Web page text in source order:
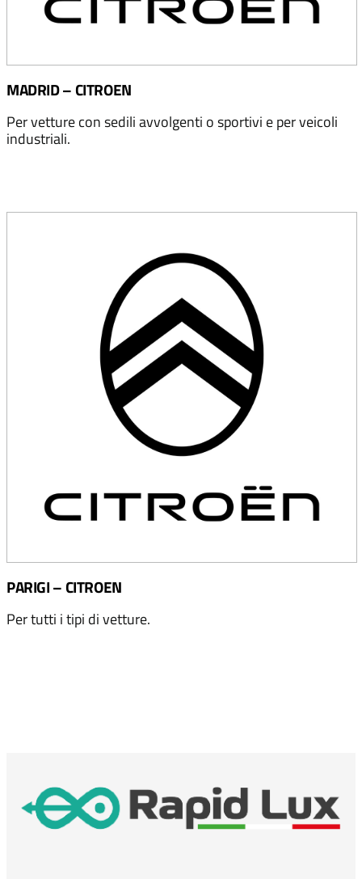
MADRID – CITROEN
Per vetture con sedili avvolgenti o sportivi e per veicoli
industriali.
PARIGI – CITROEN
Per tutti i tipi di vetture.